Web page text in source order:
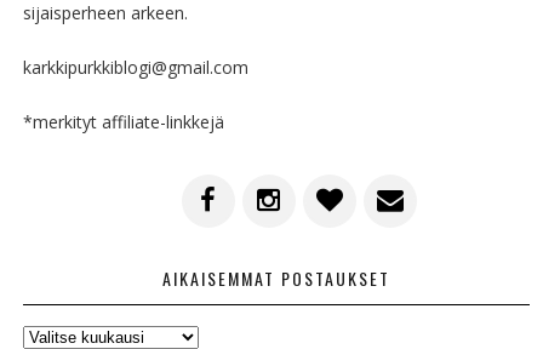
sijaisperheen arkeen.
karkkipurkkiblogi@gmail.com
*merkityt affiliate-linkkejä
AIKAISEMMAT POSTAUKSET
AIKAISEMMAT